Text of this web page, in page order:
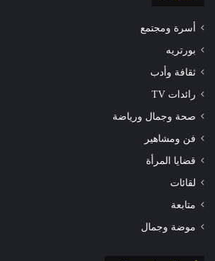
أسرة ومجتمع
بورتريه
ثقافة وأدب
رائدات TV
صحة وجمال ورياضة
فن ومشاهير
قضايا المرأة
لقائات
متابعة
موضة وجمال